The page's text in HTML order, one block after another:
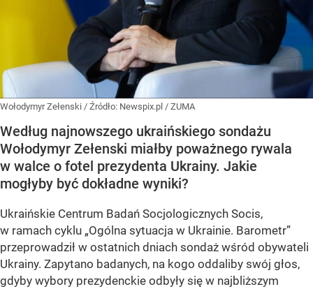
Wołodymyr Zełenski / Źródło: Newspix.pl / ZUMA
Według najnowszego ukraińskiego sondażu
Wołodymyr Zełenski miałby poważnego rywala
w walce o fotel prezydenta Ukrainy. Jakie
mogłyby być dokładne wyniki?
Ukraińskie Centrum Badań Socjologicznych Socis,
w ramach cyklu „Ogólna sytuacja w Ukrainie. Barometr”
przeprowadził w ostatnich dniach sondaż wśród obywateli
Ukrainy. Zapytano badanych, na kogo oddaliby swój głos,
gdyby wybory prezydenckie odbyły się w najbliższym